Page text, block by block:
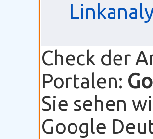
Check der
Portalen:
Sie sehen
Google